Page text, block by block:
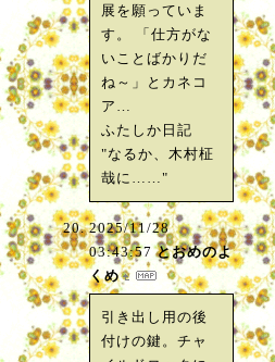
展を願っていま
す。 「仕方がな
いことばかりだ
ね～」とカネコ
ア…
ふたしか日記
"なるか、木村柾
哉に……"
2025/11/28
03:43:57 とおめのよ
くめ
引き出し用の後
付けの鍵。チャ